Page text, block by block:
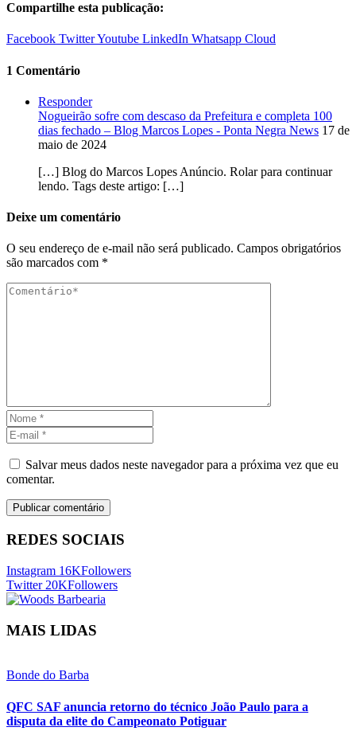
Compartilhe esta publicação:
Facebook TwitterYoutube LinkedIn Whatsapp Cloud
1 Comentário
Responder
Nogueirão sofre com descaso da Prefeitura e completa 100
dias fechado – Blog Marcos Lopes - Ponta Negra News 17 de
maio de 2024
[…] Blog do Marcos Lopes Anúncio. Rolar para continuar
lendo. Tags deste artigo: […]
Deixe um comentário
O seu endereço de e-mail não será publicado. Campos obrigatórios
são marcados com *
Salvar meus dados neste navegador para a próxima vez que eu
comentar.
REDES SOCIAIS
Instagram 16KFollowers
Twitter 20KFollowers
MAIS LIDAS
Bonde do Barba
QFC SAF anuncia retorno do técnico João Paulo para a
disputa da elite do Campeonato Potiguar